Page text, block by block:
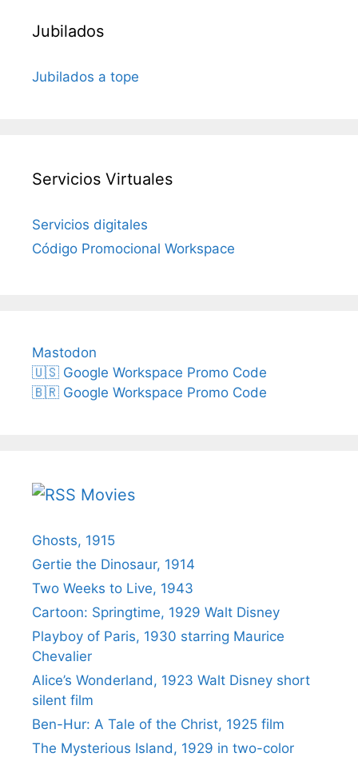
Jubilados
Jubilados a tope
Servicios Virtuales
Servicios digitales
Código Promocional Workspace
Mastodon
🇺🇸 Google Workspace Promo Code
🇧🇷 Google Workspace Promo Code
Movies
Ghosts, 1915
Gertie the Dinosaur, 1914
Two Weeks to Live, 1943
Cartoon: Springtime, 1929 Walt Disney
Playboy of Paris, 1930 starring Maurice
Chevalier
Alice’s Wonderland, 1923 Walt Disney short
silent film
Ben-Hur: A Tale of the Christ, 1925 film
The Mysterious Island, 1929 in two-color